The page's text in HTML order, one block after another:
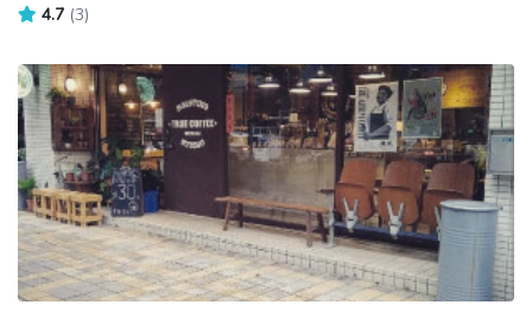
4.7 (3)